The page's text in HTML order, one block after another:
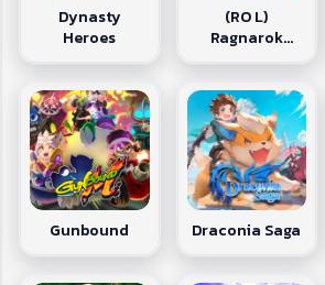
Dynasty
Heroes
(RO L)
Ragnarok
Landvers
Gunbound Draconia Saga